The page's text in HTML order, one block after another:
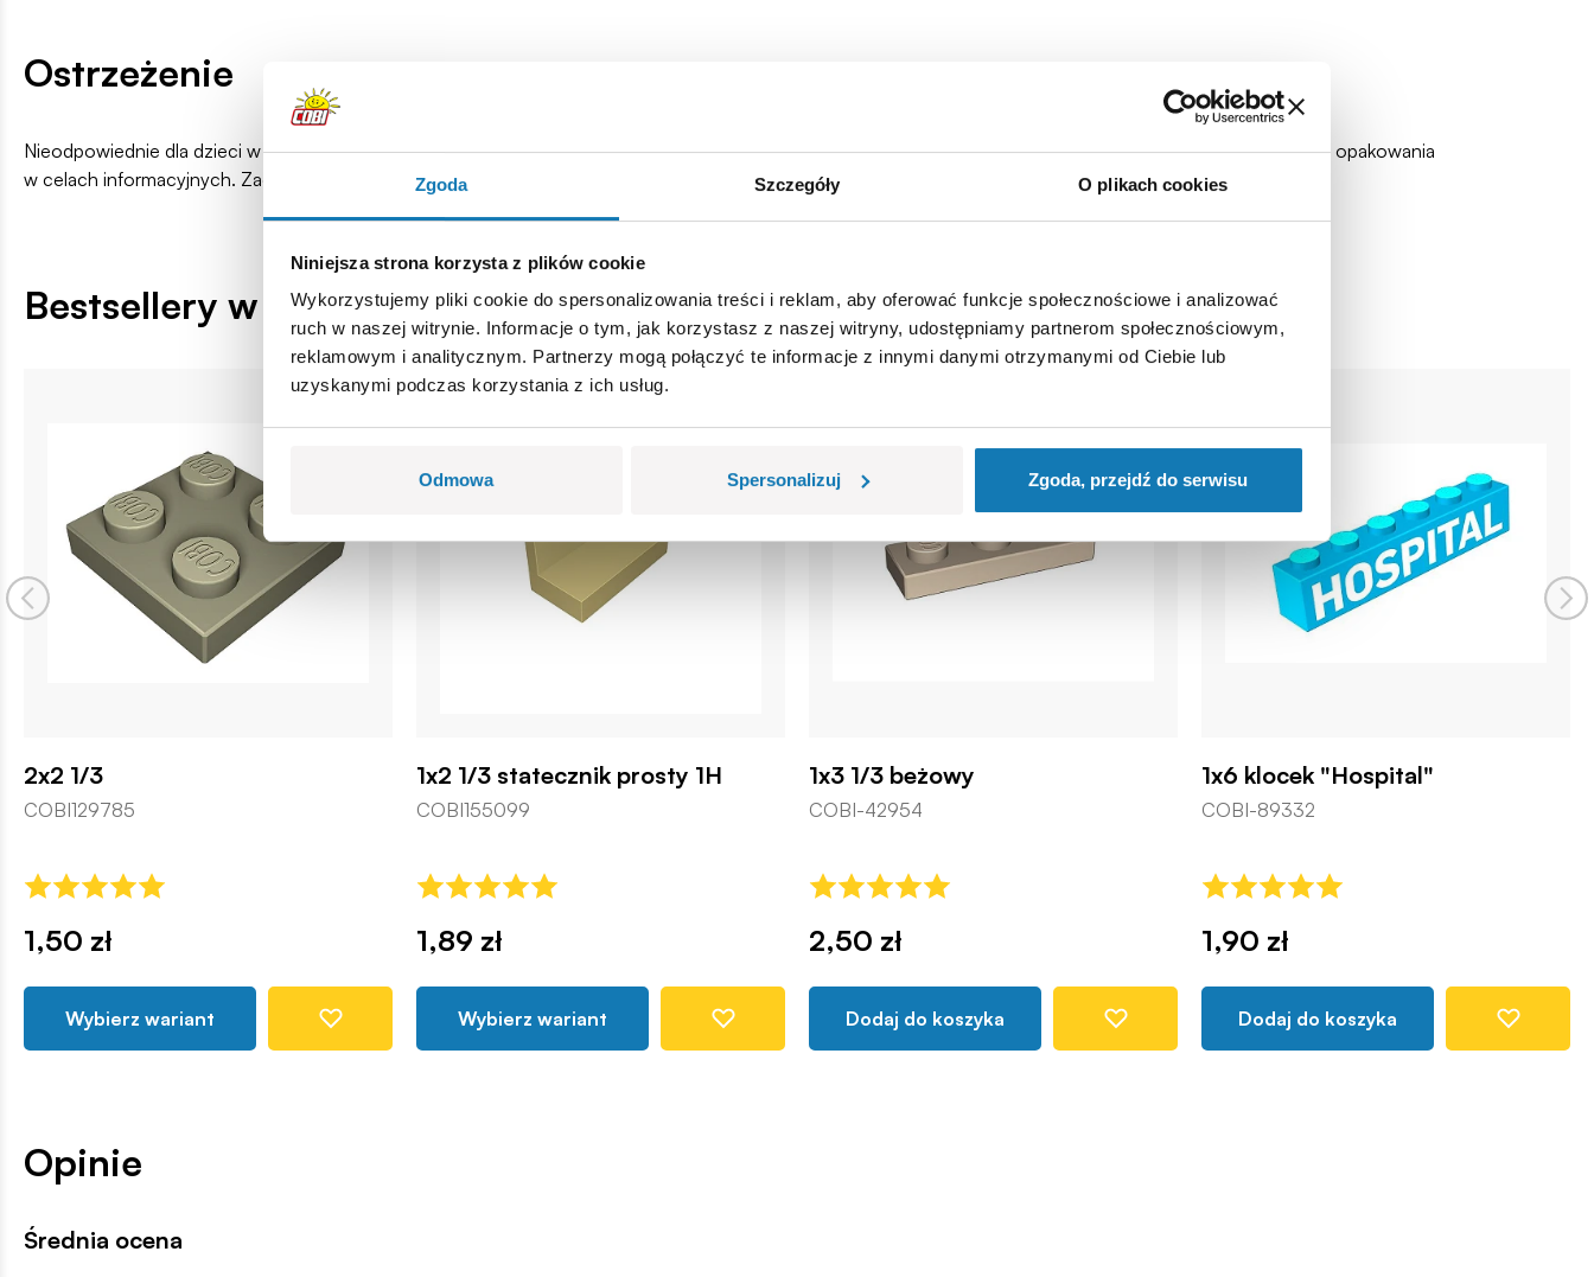
Zgoda Szczegóły O plikach cookies
Niniejsza strona korzysta z plików cookie
Wykorzystujemy pliki cookie do spersonalizowania treści i reklam, aby oferować funkcje społecznościowe i analizować
ruch w naszej witrynie. Informacje o tym, jak korzystasz z naszej witryny, udostępniamy partnerom społecznościowym,
reklamowym i analitycznym. Partnerzy mogą połączyć te informacje z innymi danymi otrzymanymi od Ciebie lub
uzyskanymi podczas korzystania z ich usług.
Odmowa Spersonalizuj Zgoda, przejdź do serwisu
Ostrzeżenie
Nieodpowiednie dla dzieci w wieku poniżej 3 lat. Zawiera małe części, które mogą zostać połknięte lub wchłonięte (ryzyko zadławienia). Zalecamy zachowanie opakowania
w celach informacyjnych. Zachowuje się prawo do zmiany kolorów i szczegółów technicznych.
Bestsellery w kategorii
2x2 1/3
COBI129785
1,50 zł
Wybierz wariant
1x2 1/3 statecznik prosty 1H
COBI155099
1,89 zł
Wybierz wariant
1x3 1/3 beżowy
COBI-42954
2,50 zł
Dodaj do koszyka
1x6 klocek "Hospital"
COBI-89332
1,90 zł
Dodaj do koszyka
Opinie
Średnia ocena